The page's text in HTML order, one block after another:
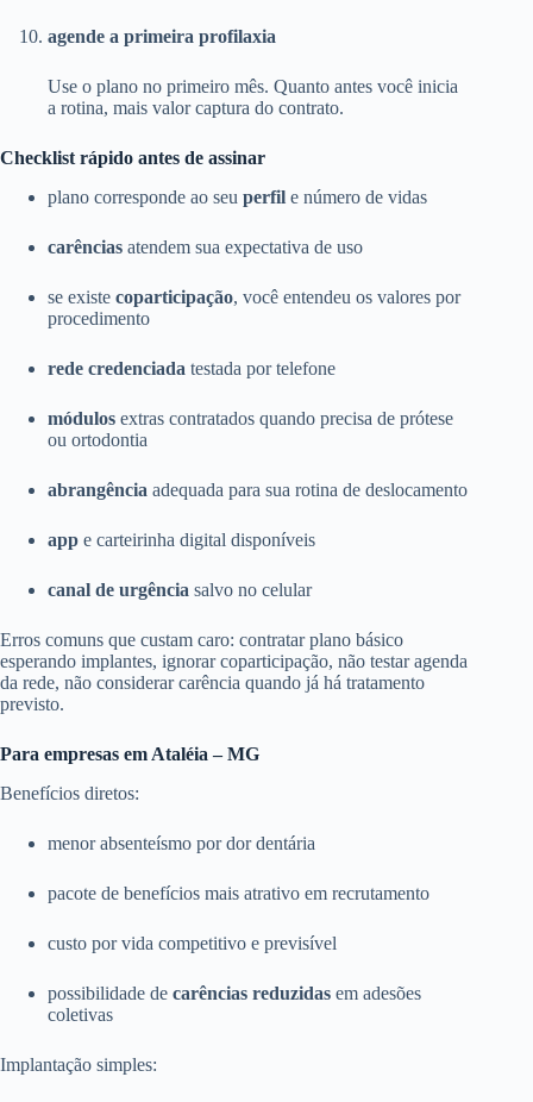
agende a primeira profilaxia
Use o plano no primeiro mês. Quanto antes você inicia
a rotina, mais valor captura do contrato.
Checklist rápido antes de assinar
plano corresponde ao seu perfil e número de vidas
carências atendem sua expectativa de uso
se existe coparticipação, você entendeu os valores por
procedimento
rede credenciada testada por telefone
módulos extras contratados quando precisa de prótese
ou ortodontia
abrangência adequada para sua rotina de deslocamento
app e carteirinha digital disponíveis
canal de urgência salvo no celular
Erros comuns que custam caro: contratar plano básico
esperando implantes, ignorar coparticipação, não testar agenda
da rede, não considerar carência quando já há tratamento
previsto.
Para empresas em Ataléia – MG
Benefícios diretos:
menor absenteísmo por dor dentária
pacote de benefícios mais atrativo em recrutamento
custo por vida competitivo e previsível
possibilidade de carências reduzidas em adesões
coletivas
Implantação simples: